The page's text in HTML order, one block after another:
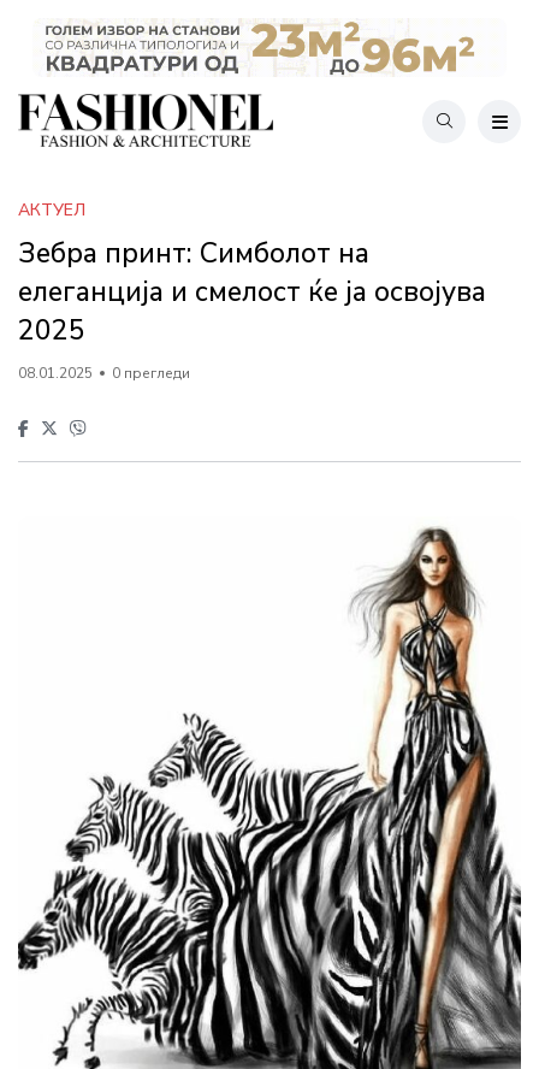
АКТУЕЛ
Зебра принт: Симболот на
елеганција и смелост ќе ја освојува
2025
08.01.2025 0 прегледи